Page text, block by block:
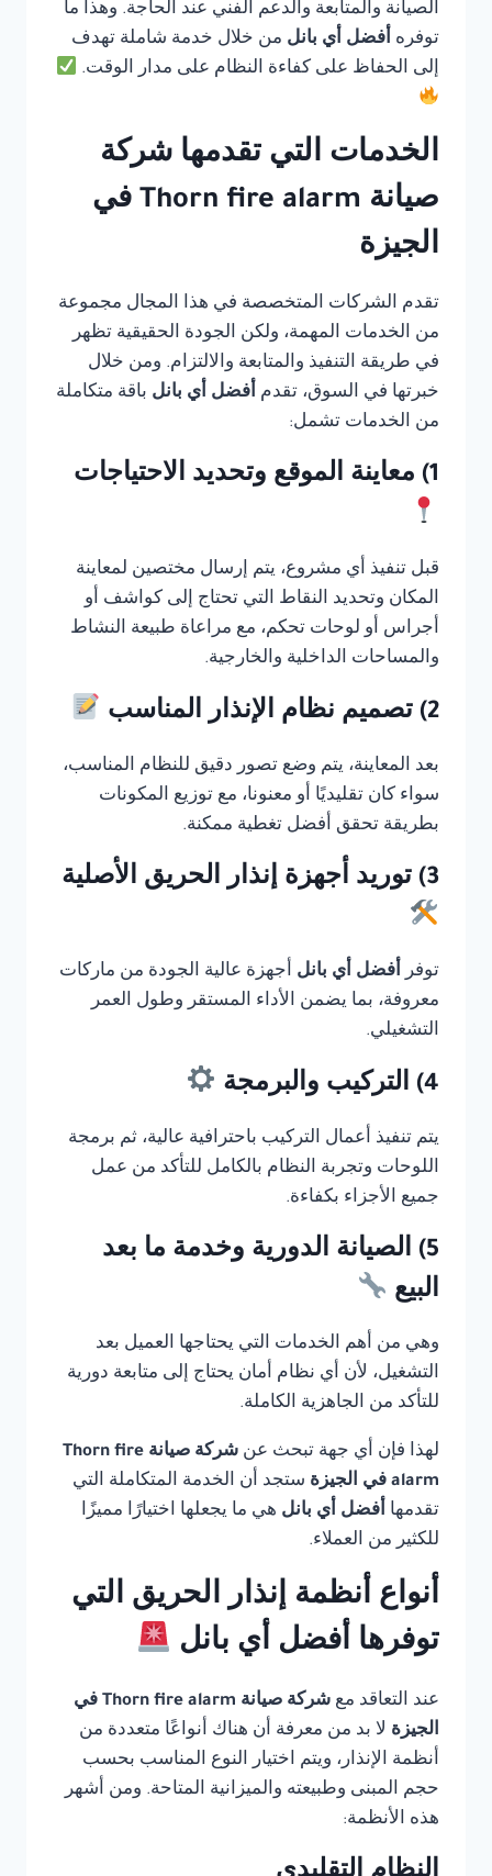
الصيانة والمتابعة والدعم الفني عند الحاجة. وهذا ما
توفره أفضل أي بانل من خلال خدمة شاملة تهدف
إلى الحفاظ على كفاءة النظام على مدار الوقت.
الخدمات التي تقدمها شركة
صيانة Thorn fire alarm في
الجيزة
تقدم الشركات المتخصصة في هذا المجال مجموعة
من الخدمات المهمة، ولكن الجودة الحقيقية تظهر
في طريقة التنفيذ والمتابعة والالتزام. ومن خلال
خبرتها في السوق، تقدم أفضل أي بانل باقة متكاملة
من الخدمات تشمل:
1) معاينة الموقع وتحديد الاحتياجات
قبل تنفيذ أي مشروع، يتم إرسال مختصين لمعاينة
المكان وتحديد النقاط التي تحتاج إلى كواشف أو
أجراس أو لوحات تحكم، مع مراعاة طبيعة النشاط
والمساحات الداخلية والخارجية.
2) تصميم نظام الإنذار المناسب
بعد المعاينة، يتم وضع تصور دقيق للنظام المناسب،
سواء كان تقليديًا أو معنونا، مع توزيع المكونات
بطريقة تحقق أفضل تغطية ممكنة.
3) توريد أجهزة إنذار الحريق الأصلية
توفر أفضل أي بانل أجهزة عالية الجودة من ماركات
معروفة، بما يضمن الأداء المستقر وطول العمر
التشغيلي.
4) التركيب والبرمجة
يتم تنفيذ أعمال التركيب باحترافية عالية، ثم برمجة
اللوحات وتجربة النظام بالكامل للتأكد من عمل
جميع الأجزاء بكفاءة.
5) الصيانة الدورية وخدمة ما بعد
البيع
وهي من أهم الخدمات التي يحتاجها العميل بعد
التشغيل، لأن أي نظام أمان يحتاج إلى متابعة دورية
للتأكد من الجاهزية الكاملة.
لهذا فإن أي جهة تبحث عن
شركة صيانة Thorn fire
alarm في الجيزة
ستجد أن الخدمة المتكاملة التي
تقدمها أفضل أي بانل هي ما يجعلها اختيارًا مميزًا
للكثير من العملاء.
أنواع أنظمة إنذار الحريق التي
توفرها أفضل أي بانل
عند التعاقد مع
شركة صيانة Thorn fire alarm في
الجيزة لا بد من معرفة أن هناك أنواعًا متعددة من
أنظمة الإنذار، ويتم اختيار النوع المناسب بحسب
حجم المبنى وطبيعته والميزانية المتاحة. ومن أشهر
هذه الأنظمة: